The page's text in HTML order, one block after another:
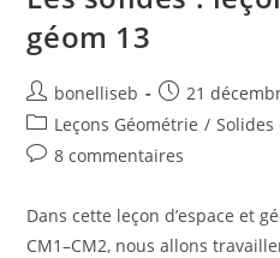
géom 13
bonelliseb
21
Leçons Géométrie /
8 commentaires
Dans cette leçon d’espace et
CM1–CM2, nous allons